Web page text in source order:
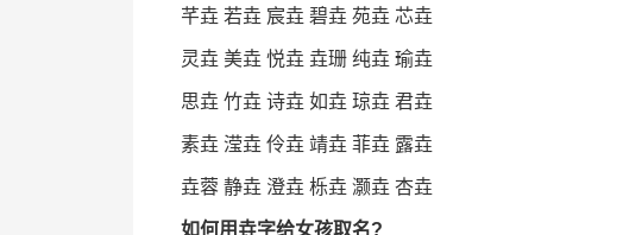
芊垚 若垚 宸垚 碧垚 苑垚 芯垚
灵垚 美垚 悦垚 垚珊 纯垚 瑜垚
思垚 竹垚 诗垚 如垚 琼垚 君垚
素垚 滢垚 伶垚 靖垚 菲垚 露垚
垚蓉 静垚 澄垚 栎垚 灏垚 杏垚
如何用垚字给女孩取名?